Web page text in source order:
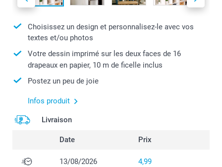
Choisissez un design et personnalisez-le avec vos
textes et/ou photos
Votre dessin imprimé sur les deux faces de 16
drapeaux en papier, 10 m de ficelle inclus
Postez un peu de joie
Infos produit
Livraison
Date Prix
13/08/2026 4,99